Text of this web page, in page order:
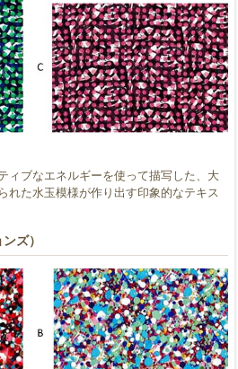
ィブなエネルギーを使って描写した、大
れた水玉模様が作り出す印象的なテキス
ズ）